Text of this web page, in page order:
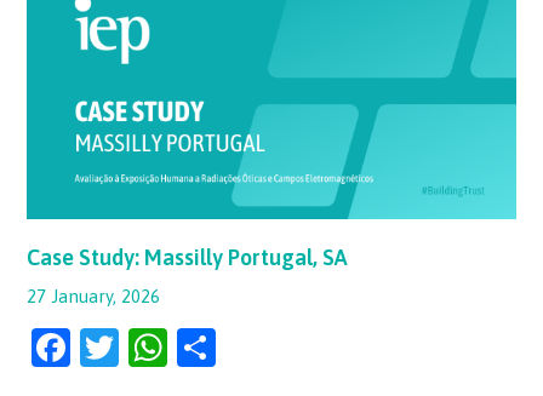
Case Study: Massilly Portugal, SA
27 January, 2026
F
T
W
Massilly
Portugal,
SA